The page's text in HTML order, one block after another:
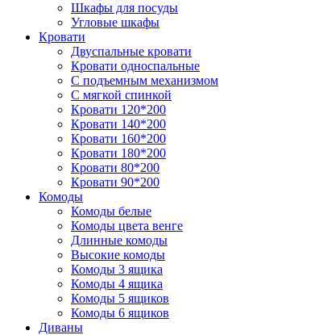
Шкафы для посуды
Угловые шкафы
Кровати
Двуспальные кровати
Кровати односпальные
С подъемным механизмом
С мягкой спинкой
Кровати 120*200
Кровати 140*200
Кровати 160*200
Кровати 180*200
Кровати 80*200
Кровати 90*200
Комоды
Комоды белые
Комоды цвета венге
Длинные комоды
Высокие комоды
Комоды 3 ящика
Комоды 4 ящика
Комоды 5 ящиков
Комоды 6 ящиков
Диваны